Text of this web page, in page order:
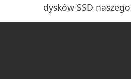
dysków SSD